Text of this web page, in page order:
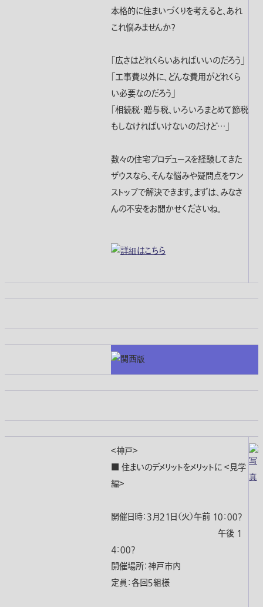
本格的に住まいづくりを考えると、あれ
これ悩みませんか？
「広さはどれくらいあればいいのだろう」
「工事費以外に、どんな費用がどれくら
い必要なのだろう」
「相続税・贈与税、いろいろまとめて節税
もしなければいけないのだけど…」
数々の住宅プロデュースを経験してきた
ザウスなら、そんな悩みや疑問点をワン
ストップで解決できます。まずは、みなさ
んの不安をお聞かせくださいね。
＜神戸＞
■ 住まいのデメリットをメリットに ＜見学
編＞
開催日時：３月２１日（火）午前 １０：００?
午後 １
４：００?
開催場所：神戸市内
定員：各回５組様